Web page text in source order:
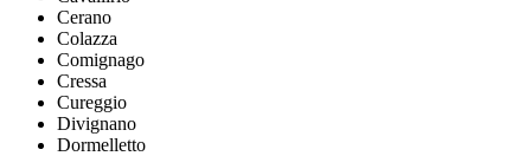
Cerano
Colazza
Comignago
Cressa
Cureggio
Divignano
Dormelletto